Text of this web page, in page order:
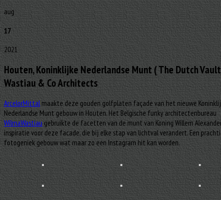
aug
17
2021
Houten, Koninklijke Nederlandse Munt ( The Dutch
Wastiau & Co Architects
ArcelorMittalmaakte deze gouden golfplaten façade van het nieuwe
Nederlandse Munt gebouw in Houten. Het Belgische funky architectenbureau
WilmaWastiaugebruikte de facetten van de munt van Koning Willem
inspiratie voor deze facade, die bij elke stap van lichtval verandert. Een
fotogeniek gebouw wat maar zo een Instagram hit kan worden.